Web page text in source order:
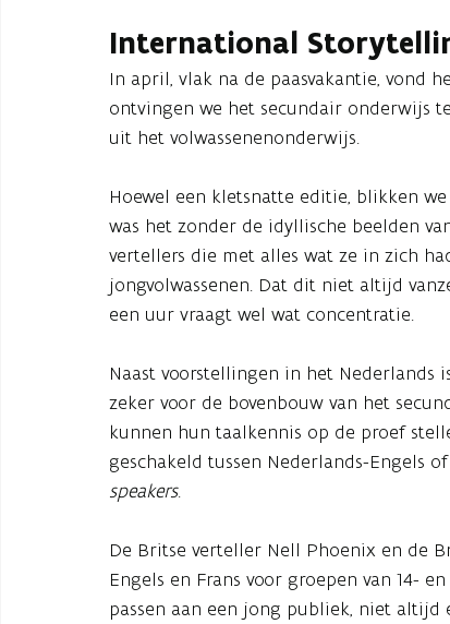
International
In april, vlak na de paasvakantie, vond
ontvingen we het secundair onderwijs
uit het volwassenenonderwijs.
Hoewel een kletsnatte editie, blikken
was het zonder de idyllische beelden
vertellers die met alles wat ze in zich
jongvolwassenen. Dat dit niet altijd
een uur vraagt wel wat concentratie.
Naast voorstellingen in het Nederlands
zeker voor de bovenbouw van het
kunnen hun taalkennis op de proef
geschakeld tussen Nederlands-Engels
speakers.
De Britse verteller Nell Phoenix en de
Engels en Frans voor groepen van 14-
passen aan een jong publiek, niet